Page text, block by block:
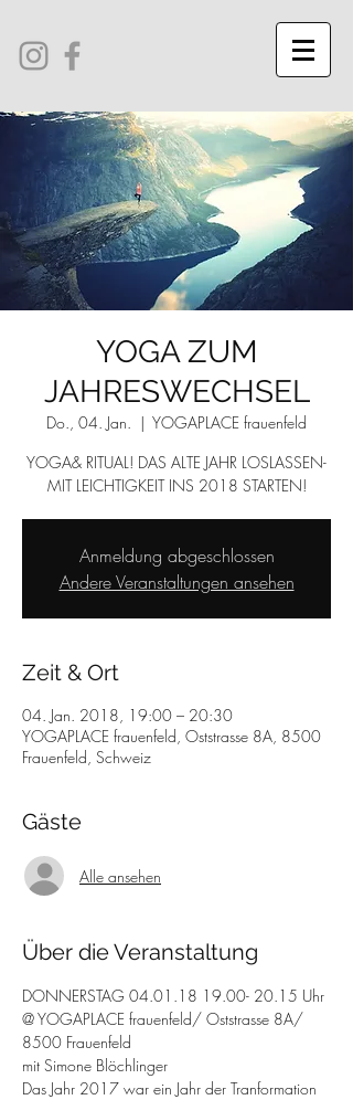
YOGA ZUM
JAHRESWECHSEL
Do., 04. Jan.
  |
YOGAPLACE frauenfeld
YOGA& RITUAL! DAS ALTE JAHR LOSLASSEN-
MIT LEICHTIGKEIT INS 2018 STARTEN!
Anmeldung abgeschlossen
Andere Veranstaltungen ansehen
Zeit & Ort
04. Jan. 2018, 19:00 – 20:30
YOGAPLACE frauenfeld, Oststrasse 8A, 8500
Frauenfeld, Schweiz
Gäste
Alle ansehen
Über die Veranstaltung
DONNERSTAG 04.01.18 19.00- 20.15 Uhr
@ YOGAPLACE frauenfeld/ Oststrasse 8A/
8500 Frauenfeld
mit Simone Blöchlinger
Das Jahr 2017 war ein Jahr der Tranformation